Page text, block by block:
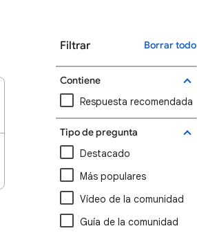
Filtrar Borrar todo
Contiene
Respuesta recomendada
Tipo de pregunta
Destacado
Más populares
Vídeo de la comunidad
Guía de la comunidad